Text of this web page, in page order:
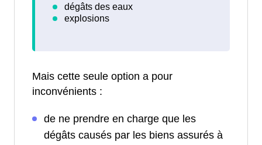
Mais cette seule option a pour
inconvénients :
de ne prendre en charge que les
dégâts causés par les biens assurés à